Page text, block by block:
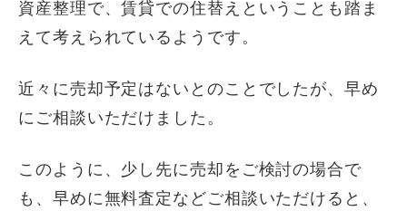
資産整理で、賃貸での住替えということも踏ま
えて考えられているようです。
近々に売却予定はないとのことでしたが、早め
にご相談いただけました。
このように、少し先に売却をご検討の場合で
も、早めに無料査定などご相談いただけると、